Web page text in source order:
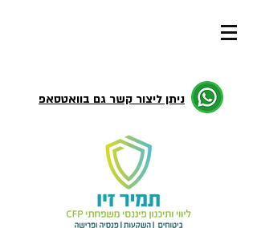
ניתן ליצור קשר גם בוואטסאפ